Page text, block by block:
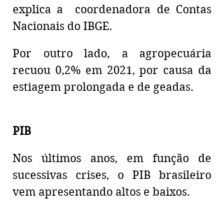
explica a  coordenadora de Contas
Nacionais do IBGE.
Por outro lado, a agropecuária
recuou 0,2% em 2021, por causa da
estiagem prolongada e de geadas.
PIB
Nos últimos anos, em função de
sucessivas crises, o PIB brasileiro
vem apresentando altos e baixos.